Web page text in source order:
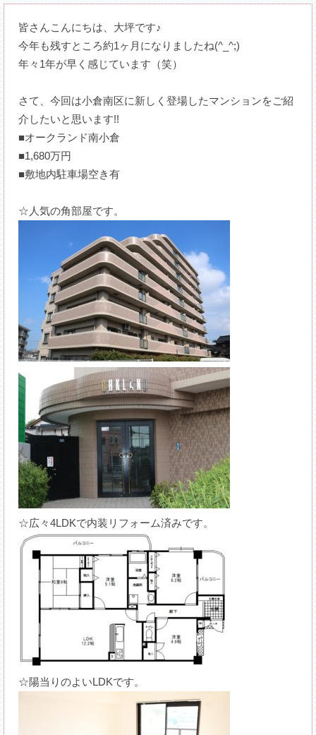
皆さんこんにちは、大坪です♪
今年も残すところ約1ヶ月になりましたね(^_^;)
年々1年が早く感じています（笑）
さて、今回は小倉南区に新しく登場したマンションをご紹
介したいと思います!!
■オークランド南小倉
■1,680万円
■敷地内駐車場空き有
☆人気の角部屋です。
☆広々4LDKで内装リフォーム済みです。
☆陽当りのよいLDKです。